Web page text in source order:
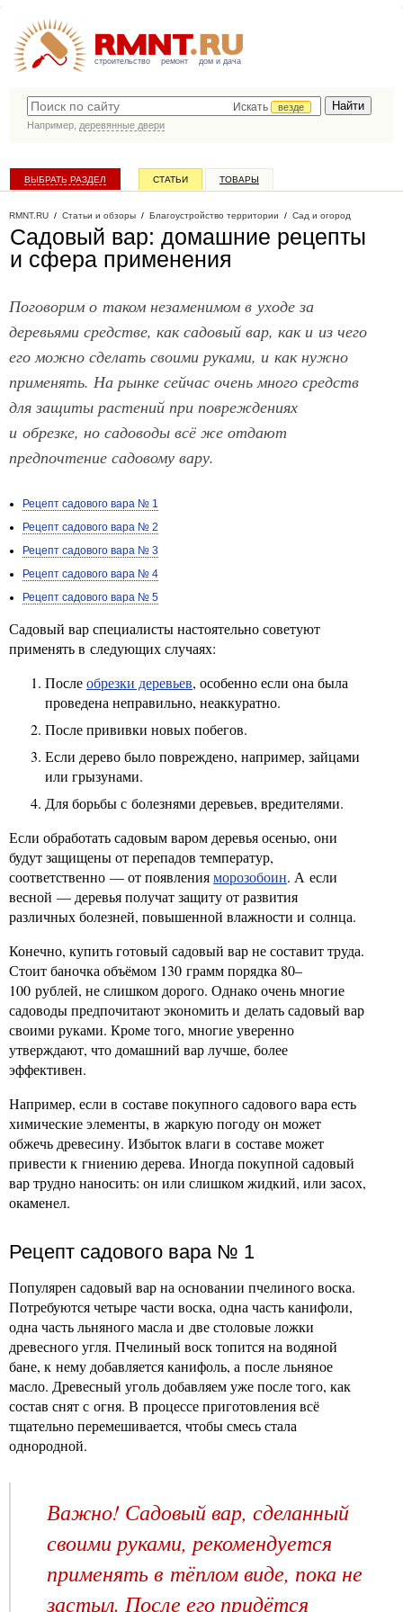
строительство ремонт дом и дача
Искать
везде
Например, деревянные двери
ВЫБРАТЬ РАЗДЕЛ СТАТЬИ ТОВАРЫ
RMNT.RU / Статьи и обзоры / Благоустройство территории / Сад и огород
Садовый вар: домашние рецепты
и сфера применения
Поговорим о таком незаменимом в уходе за
деревьями средстве, как садовый вар, как и из чего
его можно сделать своими руками, и как нужно
применять. На рынке сейчас очень много средств
для защиты растений при повреждениях
и обрезке, но садоводы всё же отдают
предпочтение садовому вару.
Рецепт садового вара № 1
Рецепт садового вара № 2
Рецепт садового вара № 3
Рецепт садового вара № 4
Рецепт садового вара № 5
Садовый вар специалисты настоятельно советуют
применять в следующих случаях:
Послеобрезки деревьев, особенно если она была
проведена неправильно, неаккуратно.
После прививки новых побегов.
Если дерево было повреждено, например, зайцами
или грызунами.
Для борьбы с болезнями деревьев, вредителями.
Если обработать садовым варом деревья осенью, они
будут защищены от перепадов температур,
соответственно — от появленияморозобоин. А если
весной — деревья получат защиту от развития
различных болезней, повышенной влажности и солнца.
Конечно, купить готовый садовый вар не составит труда.
Стоит баночка объёмом 130 грамм порядка 80–
100 рублей, не слишком дорого. Однако очень многие
садоводы предпочитают экономить и делать садовый вар
своими руками. Кроме того, многие уверенно
утверждают, что домашний вар лучше, более
эффективен.
Например, если в составе покупного садового вара есть
химические элементы, в жаркую погоду он может
обжечь древесину. Избыток влаги в составе может
привести к гниению дерева. Иногда покупной садовый
вар трудно наносить: он или слишком жидкий, или засох,
окаменел.
Рецепт садового вара № 1
Популярен садовый вар на основании пчелиного воска.
Потребуются четыре части воска, одна часть канифоли,
одна часть льняного масла и две столовые ложки
древесного угля. Пчелиный воск топится на водяной
бане, к нему добавляется канифоль, а после льняное
масло. Древесный уголь добавляем уже после того, как
состав снят с огня. В процессе приготовления всё
тщательно перемешивается, чтобы смесь стала
однородной.
Важно! Садовый вар, сделанный
своими руками, рекомендуется
применять в тёплом виде, пока не
застыл. После его придётся